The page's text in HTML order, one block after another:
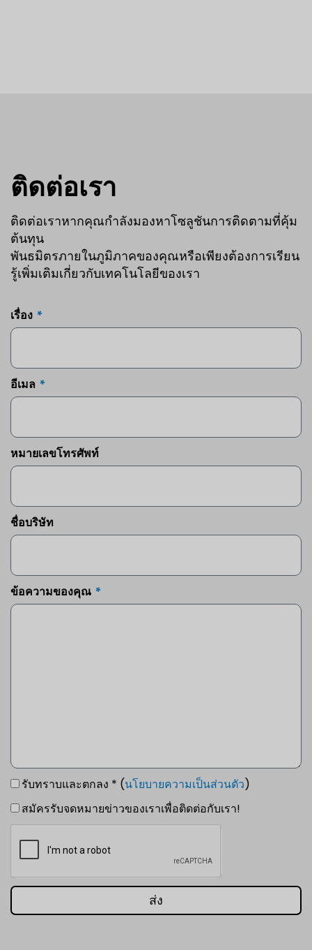
ติดต่อเรา
ติดต่อเราหากคุณกำลังมองหาโซลูชันการติดตามที่คุ้ม
ต้นทุน
พันธมิตรภายในภูมิภาคของคุณหรือเพียงต้องการเรียน
รู้เพิ่มเติมเกี่ยวกับเทคโนโลยีของเรา
เรื่อง
อีเมล
หมายเลขโทรศัพท์
ชื่อบริษัท
ข้อความของคุณ
รับทราบและตกลง * (นโยบายความเป็นส่วนตัว)
สมัครรับจดหมายข่าวของเราเพื่อติดต่อกับเรา!
ส่ง